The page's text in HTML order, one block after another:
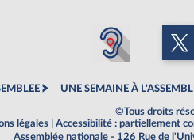
UNE SEMAINE À
©Tous droits
légales
Accessibilité : partiellement
Assemblée nationale - 126 Rue de